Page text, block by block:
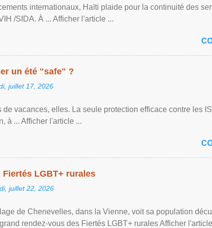
internationaux, Haïti plaide pour la continuité des
/SIDA. À ... Afficher l'article ...
un été "safe" ?
juillet 17, 2026
vacances, elles. La seule protection efficace contre les
à ... Afficher l'article ...
LGBT+ rurales
juillet 22, 2026
de Chenevelles, dans la Vienne, voit sa population
rendez-vous des Fiertés LGBT+ rurales Afficher